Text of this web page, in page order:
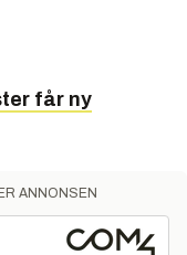
får ny
ANNONSEN